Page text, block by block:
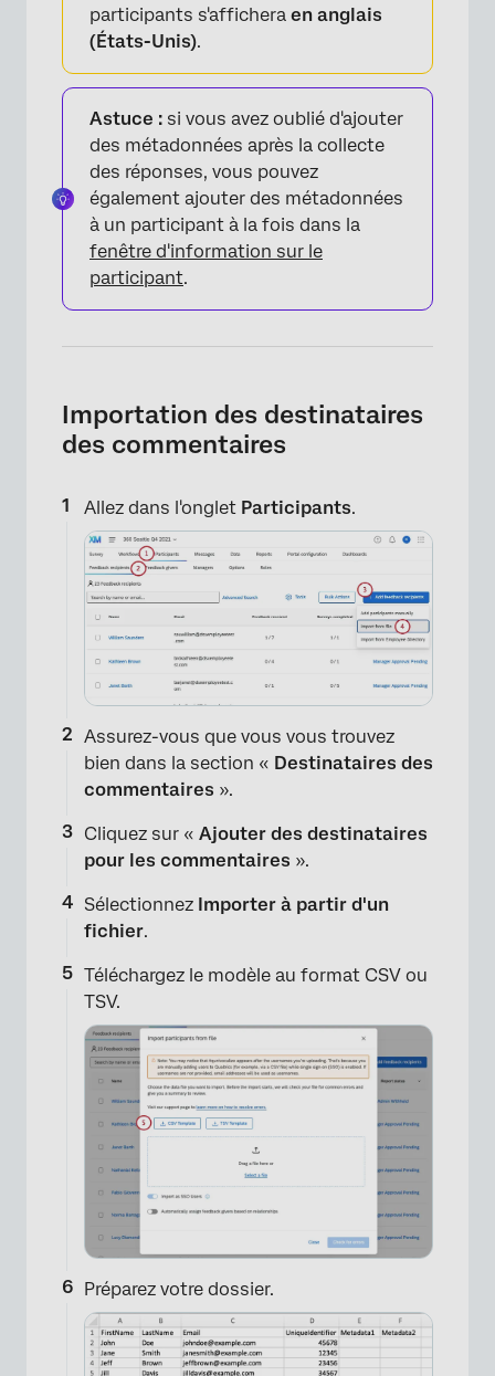
×
participants s'affichera en anglais
(États-Unis).
Astuce : si vous avez oublié d'ajouter
des métadonnées après la collecte
des réponses, vous pouvez
également ajouter des métadonnées
à un participant à la fois dans la
fenêtre d'information sur le
participant.
Importation des destinataires
des commentaires
Allez dans l'onglet Participants.
Assurez-vous que vous vous trouvez
bien dans la section « Destinataires des
commentaires ».
Cliquez sur « Ajouter des destinataires
pour les commentaires ».
Sélectionnez Importer à partir d'un
fichier.
Téléchargez le modèle au format CSV ou
TSV.
Préparez votre dossier.